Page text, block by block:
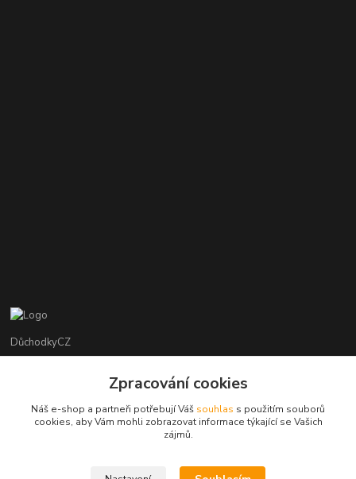
DůchodkyCZ
+420 412384749
objednavky@duchodky.cz
Zpracování cookies
Náš e-shop a partneři potřebují Váš souhlas s použitím souborů
cookies, aby Vám mohli zobrazovat informace týkající se Vašich
zájmů.